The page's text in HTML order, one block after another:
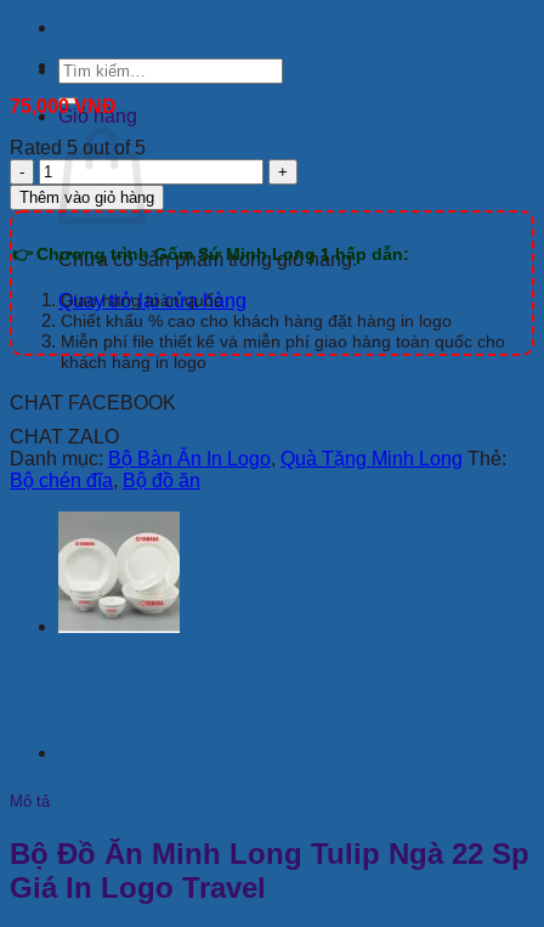
Tìm
kiếm:
Giỏ hàng
Chưa có sản phẩm trong giỏ hàng.
Quay trở lại cửa hàng
75,000VNĐ
Rated 5 out of 5
Bộ
Đồ
Ăn
Long
Ngà
22
Sp
Giá
Logo
Travel
số
lượng
Thêm vào giỏ hàng
👉 Chương trình Gốm Sứ Minh Long 1 hấp dẫn:
Giao hàng toàn quốc
Chiết khấu % cao cho khách hàng đặt hàng in logo
Miễn phí file thiết kế và miễn phí giao hàng toàn quốc cho
khách hàng in logo
CHAT FACEBOOK
CHAT ZALO
Danh mục: Bộ Bàn Ăn In Logo, Quà Tặng Minh Long Thẻ:
Bộ chén đĩa, Bộ đồ ăn
Mô tả
Bộ Đồ Ăn Minh Long Tulip Ngà 22 Sp
Giá In Logo Travel